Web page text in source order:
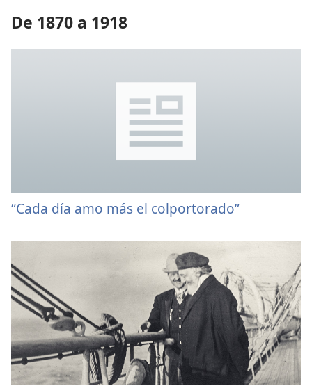
De 1870 a 1918
“Cada día amo más el colportorado”